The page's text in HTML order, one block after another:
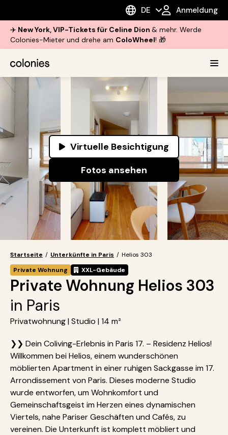
DE Anmeldung
✈️ New York, VIP-Tickets für Celine Dion & mehr. Werde
Colonies-Mieter und drehe am ColoWheel! 🎁
Virtuelle Besichtigung
Fotos ansehen
Startseite / Unterkünfte in Paris / Helios 303
Private Wohnung
XXL-Gebäude
Private Wohnung Helios 303
in Paris
Privatwohnung | Studio | 14 m²
❯❯ Dein Coliving-Erlebnis in Paris 17. – Residenz Helios!
Willkommen bei Helios, einem wunderschönen
möblierten Apartment in einer ruhigen Sackgasse im 17.
Arrondissement von Paris. Dieses moderne Studio
wurde entworfen, um Wohnkomfort und
Gemeinschaftsgeist im Herzen eines dynamischen
Viertels, nahe Pariser Geschäften und Cafés, zu
vereinen. Die Unterkunft ist komplett möbliert und